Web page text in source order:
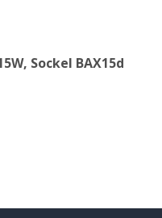
Sockel BAX15d